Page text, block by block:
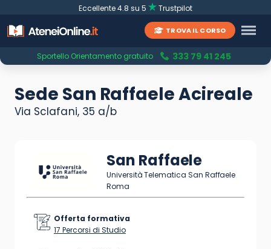
Eccellente 4.8 su 5 Trustpilot
TROVA IL CORSO
Sportello Orientamento gratuito 333 79 41 245
Sede San Raffaele Acireale
Via Sclafani, 35 a/b
San Raffaele
Università Telematica San Raffaele
Roma
Offerta formativa
17 Percorsi di Studio